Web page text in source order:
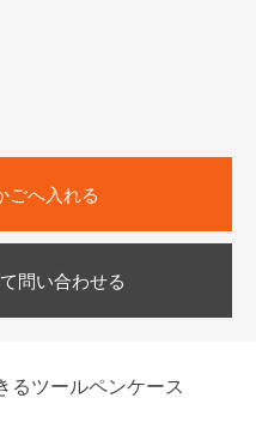
ごへ入れる
問い合わせる
るツールペンケース